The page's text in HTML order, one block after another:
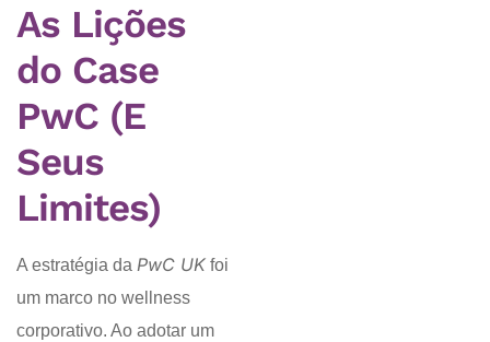
As Lições
do Case
PwC (E
Seus
Limites)
A estratégia da PwC UK foi
um marco no wellness
corporativo. Ao adotar um